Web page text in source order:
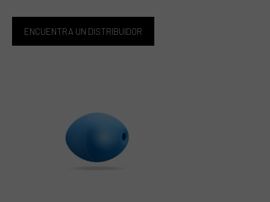
ENCUENTRA UN DISTRIBUIDOR